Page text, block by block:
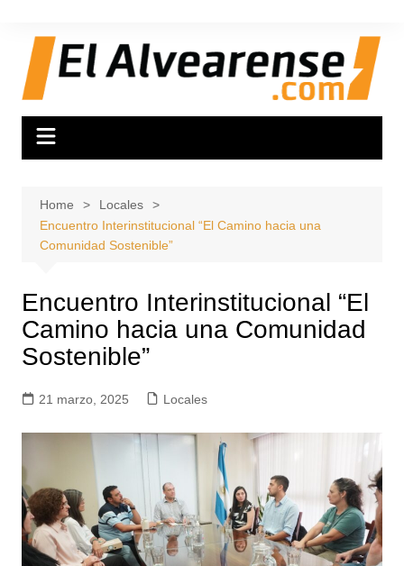
content
Home
Locales
Encuentro Interinstitucional “El Camino hacia una
Comunidad Sostenible”
Encuentro Interinstitucional “El
Camino hacia una Comunidad
Sostenible”
21 marzo, 2025 Locales